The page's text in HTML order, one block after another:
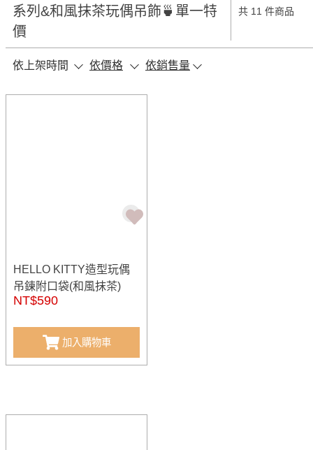
系列&和風抹茶玩偶吊飾🍵單一特
價
共 11 件商品
依上架時間 依價格 依銷售量
HELLO KITTY造型玩偶
吊鍊附口袋(和風抹茶)
NT$590
加入購物車